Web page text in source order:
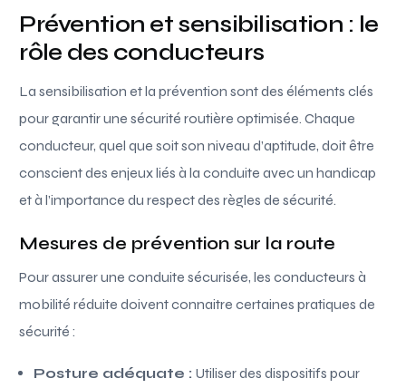
Prévention et sensibilisation : le
rôle des conducteurs
La sensibilisation et la prévention sont des éléments clés
pour garantir une sécurité routière optimisée. Chaque
conducteur, quel que soit son niveau d’aptitude, doit être
conscient des enjeux liés à la conduite avec un handicap
et à l’importance du respect des règles de sécurité.
Mesures de prévention sur la route
Pour assurer une conduite sécurisée, les conducteurs à
mobilité réduite doivent connaitre certaines pratiques de
sécurité :
Posture adéquate : Utiliser des dispositifs pour